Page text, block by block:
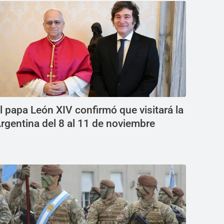
papa León XIV confirmó que visitará la
del 8 al 11 de noviembre